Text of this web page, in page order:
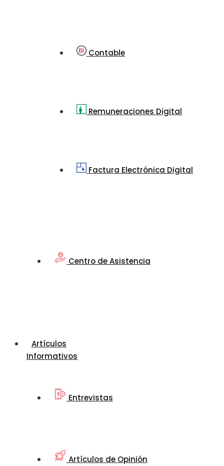
Contable
Remuneraciones Digital
Factura Electrónica Digital
Centro de Asistencia
Artículos
Informativos
Entrevistas
Artículos de Opinión